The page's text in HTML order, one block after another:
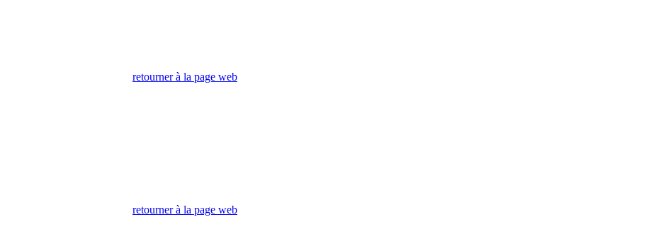
retourner à la page web
retourner à la page web